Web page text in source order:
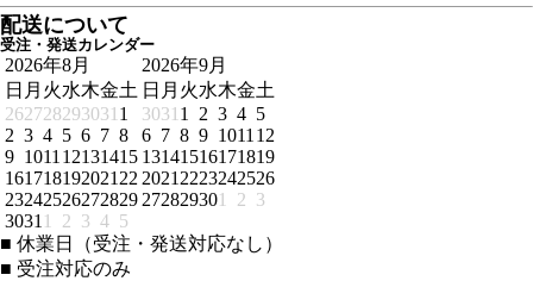
配送について
受注・発送カレンダー
2026年8月
日 月 火水木金土
262728293031 1
2 3 4 5 6 7 8
9 1011 12131415
161718192021 22
23242526272829
3031 1 2 3 4 5
2026年9月
日 月 火水木金土
3031 1 2 3 4 5
6 7 8 9 1011 12
13141516171819
2021 2223242526
272829301 2 3
■ 休業日（受注・発送対応なし）
■ 受注対応のみ